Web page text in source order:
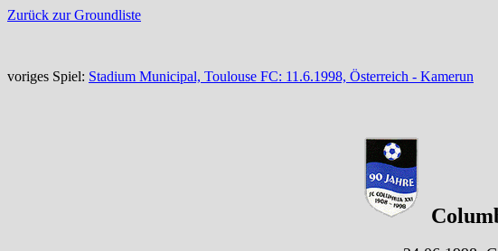
Zurück zur Groundliste
voriges Spiel: Stadium Municipal, Toulouse FC: 11.6.1998, Österreich - Kamerun